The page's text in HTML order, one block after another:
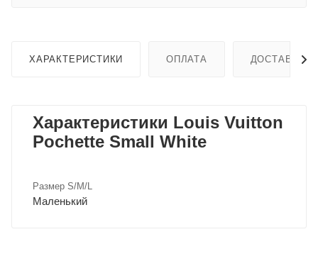
ХАРАКТЕРИСТИКИ ОПЛАТА ДОСТАВКА
Характеристики Louis Vuitton
Pochette Small White
Размер S/M/L
Маленький